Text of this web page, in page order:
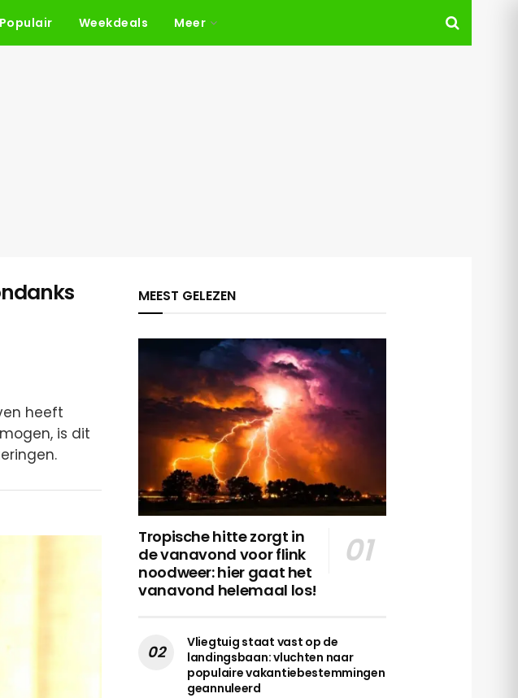
Populair Weekdeals Meer
heeft
is dit
MEEST GELEZEN
Tropische hitte zorgt in
de vanavond voor flink
noodweer: hier gaat het
vanavond helemaal los!
Vliegtuig staat vast op de
landingsbaan: vluchten naar
populaire vakantiebestemmingen
geannuleerd